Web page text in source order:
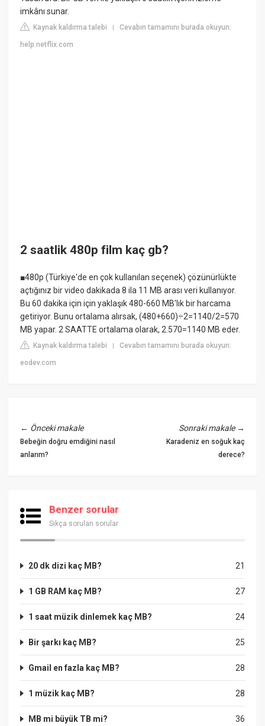
imkânı sunar.
Kaynak kaldırma talebi |Cevabın tamamını burada okuyun:
help.netflix.com
2 saatlik 480p film kaç gb?
■480p (Türkiye'de en çok kullanılan seçenek) çözünürlükte
açtığınız bir video dakikada 8 ila 11 MB arası veri kullanıyor.
Bu 60 dakika için için yaklaşık 480-660 MB'lık bir harcama
getiriyor. Bunu ortalama alırsak, (480+660)÷2=1140/2=570
MB yapar. 2 SAATTE ortalama olarak, 2.570=1140 MB eder.
Kaynak kaldırma talebi |Cevabın tamamını burada okuyun:
eodev.com
← Önceki makale
Bebeğin doğru emdiğini nasıl
anlarım?
Sonraki makale→
Karadeniz en soğuk kaç
derece?
Benzer sorular
Sıkça sorulan sorular
21
20 dk dizi kaç MB?
27
1 GB RAM kaç MB?
24
1 saat müzik dinlemek kaç MB?
25
Bir şarkı kaç MB?
28
Gmail en fazla kaç MB?
28
1 müzik kaç MB?
36
MB mi büyük TB mi?